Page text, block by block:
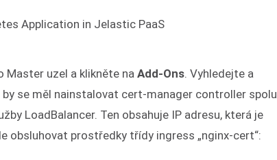
Master uzel a klikněte naAdd-Ons. Vyhledejte a
by se měl nainstalovat cert-manager controller spolu
LoadBalancer. Ten obsahuje IP adresu, která je
obsluhovat prostředky třídy ingress „nginx-cert“: